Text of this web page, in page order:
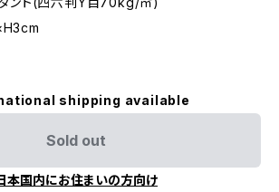
shipping available
Sold out
本国内にお住まいの方向け